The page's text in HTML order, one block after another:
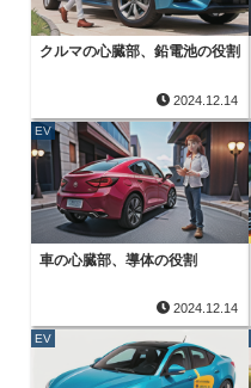
クルマの心臓部、鉛電池の役割
2024.12.14
EV
車の心臓部、導体の役割
2024.12.14
EV